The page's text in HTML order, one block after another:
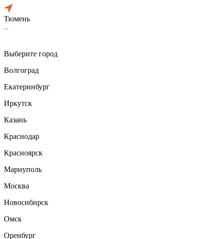
Тюмень
Выберите город
Волгоград
Екатеринбург
Иркутск
Казань
Краснодар
Красноярск
Мариуполь
Москва
Новосибирск
Омск
Оренбург